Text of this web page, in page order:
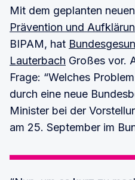
Mit dem geplanten
Prävention und
BIPAM, hat
Lauterbach Großes vor.
Frage: “Welches
durch eine neue
Minister bei der
am 25. September im